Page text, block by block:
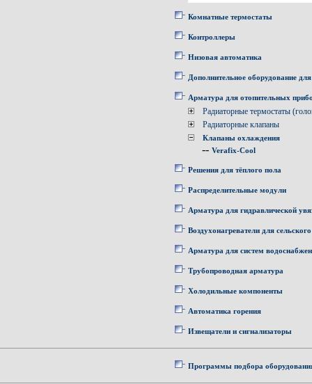
Комнатные термостаты
Контроллеры
Низовая автоматика
Дополнительное оборудование
Арматура для отопительных
Радиаторные термостаты
Радиаторные клапаны
Клапаны охлаждения
-- Verafix-Cool
Решения для тёплого пола
Распределительные модули
Арматура для гидравлической
Воздухонагреватели для
Арматура для систем
Трубопроводная арматура
Холодильные компоненты
Автоматика горения
Извещатели и сигнализаторы
Программы подбора